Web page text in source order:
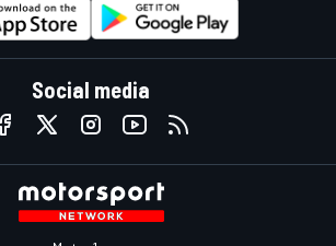
Social media